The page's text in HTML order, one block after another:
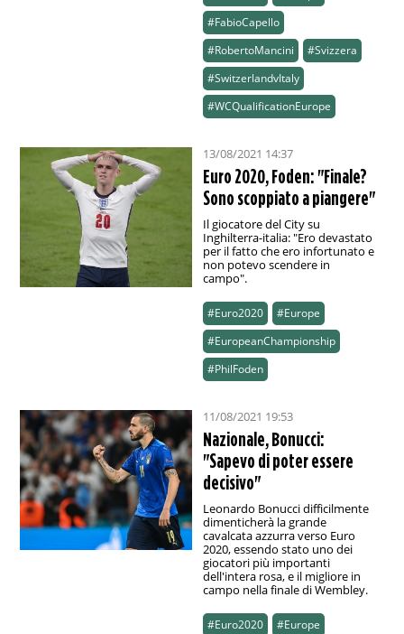
#FabioCapello
#RobertoMancini
#Svizzera
#SwitzerlandvItaly
#WCQualificationEurope
13/08/2021 14:37
Euro 2020, Foden: "Finale?
Sono scoppiato a piangere"
Il giocatore del City su
Inghilterra-italia: "Ero devastato
per il fatto che ero infortunato e
non potevo scendere in
campo".
#Euro2020
#Europe
#EuropeanChampionship
#PhilFoden
11/08/2021 19:53
Nazionale, Bonucci:
"Sapevo di poter essere
decisivo"
Leonardo Bonucci difficilmente
dimenticherà la grande
cavalcata azzurra verso Euro
2020, essendo stato uno dei
giocatori più importanti
dell'intera rosa, e il migliore in
campo nella finale di Wembley.
#Euro2020
#Europe